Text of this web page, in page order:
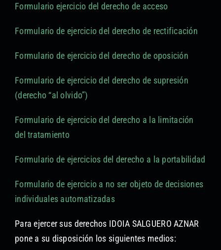
Formulario ejercicio del derecho de acceso
Formulario de ejercicio del derecho de rectificación
Formulario de ejercicio del derecho de oposición
Formulario de ejercicio del derecho de supresión
(derecho “al olvido”)
Formulario de ejercicio del derecho a la limitación
del tratamiento
Formulario de ejercicios del derecho a la portabilidad
Formulario de ejercicio a no ser objeto de decisiones
individuales automatizadas
Para ejercer sus derechos IDOIA SALGUERO AZNAR
pone a su disposición los siguientes medios: